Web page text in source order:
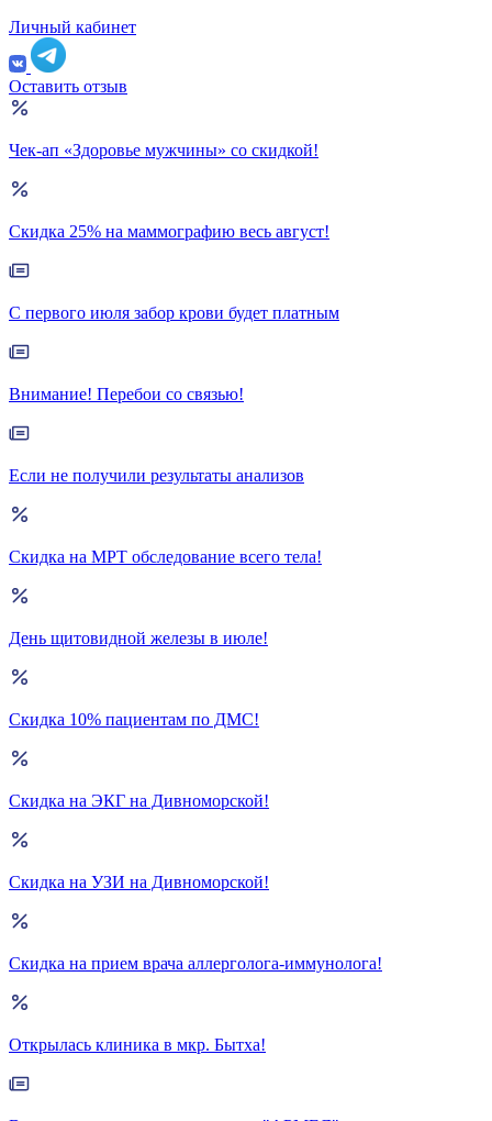
Личный кабинет
Оставить отзыв
Чек-ап «Здоровье мужчины» со скидкой!
Скидка 25% на маммографию весь август!
С первого июля забор крови будет платным
Внимание! Перебои со связью!
Если не получили результаты анализов
Скидка на МРТ обследование всего тела!
День щитовидной железы в июле!
Скидка 10% пациентам по ДМС!
Скидка на ЭКГ на Дивноморской!
Скидка на УЗИ на Дивноморской!
Скидка на прием врача аллерголога-иммунолога!
Открылась клиника в мкр. Бытха!